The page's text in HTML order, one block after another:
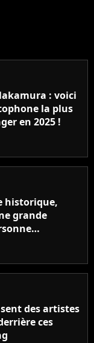
: voici
la plus
en 2025 !
historique,
grande
des artistes
ces